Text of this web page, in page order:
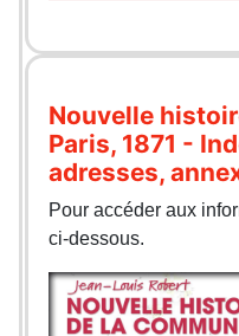
Nouvelle
Paris, 1871 -
adresses,
Pour accéder aux
ci-dessous.